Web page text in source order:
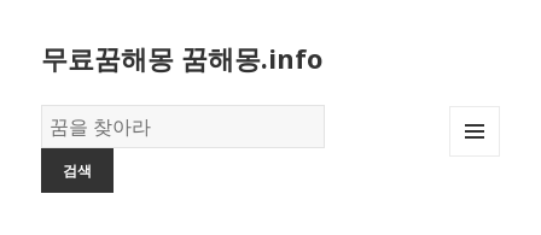
무료꿈해몽 꿈해몽.info
꿈
의